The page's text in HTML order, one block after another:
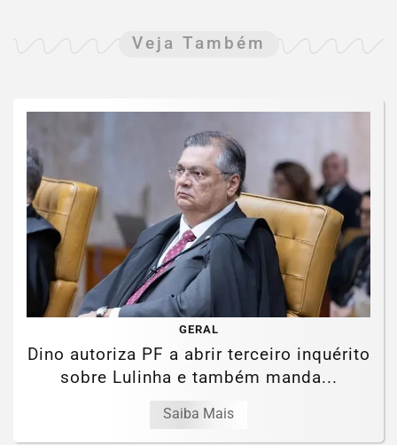
Veja Também
GERAL
Dino autoriza PF a abrir terceiro inquérito
sobre Lulinha e também manda...
Saiba Mais